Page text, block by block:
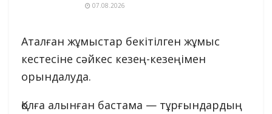
07.08.2026
Аталған жұмыстар бекітілген жұмыс
кестесіне сәйкес кезең-кезеңімен
орындалуда.
Қолға алынған бастама — тұрғындардың